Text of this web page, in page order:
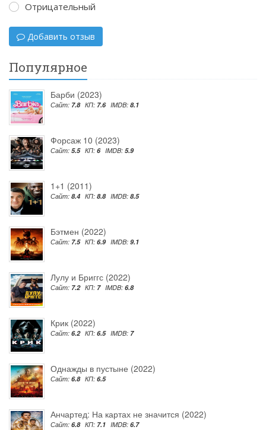
Отрицательный
Добавить отзыв
Популярное
Барби (2023)
Сайт: 7.8 КП: 7.6 IMDB: 8.1
Форсаж 10 (2023)
Сайт: 5.5 КП: 6 IMDB: 5.9
1+1 (2011)
Сайт: 8.4 КП: 8.8 IMDB: 8.5
Бэтмен (2022)
Сайт: 7.5 КП: 6.9 IMDB: 9.1
Лулу и Бриггс (2022)
Сайт: 7.2 КП: 7 IMDB: 6.8
Крик (2022)
Сайт: 6.2 КП: 6.5 IMDB: 7
Однажды в пустыне (2022)
Сайт: 6.8 КП: 6.5
Анчартед: На картах не значится (2022)
Сайт: 6.8 КП: 7.1 IMDB: 6.7